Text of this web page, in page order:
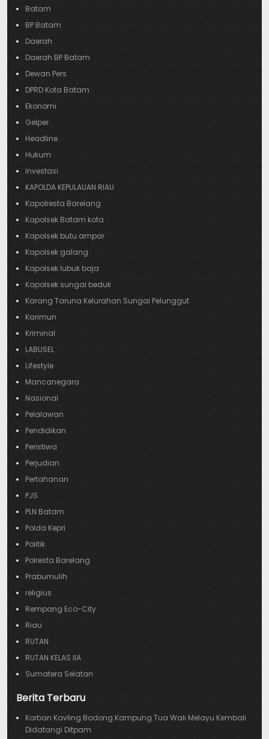
Batam
BP Batam
Daerah
Daerah BP Batam
Dewan Pers
DPRD Kota Batam
Ekonomi
Gelper
Headline
Hukum
Investasi
KAPOLDA KEPULAUAN RIAU
Kapolresta Barelang
Kapolsek Batam kota
Kapolsek butu ampar
Kapolsek galang
Kapolsek lubuk baja
Kapolsek sungai beduk
Karang Taruna Kelurahan Sungai Pelunggut
Karimun
Kriminal
LABUSEL
Lifestyle
Mancanegara
Nasional
Pelalawan
Pendidikan
Peristiwa
Perjudian
Pertahanan
PJS
PLN Batam
Polda Kepri
Politik
Polresta Barelang
Prabumulih
religius
Rempang Eco-City
Riau
RUTAN
RUTAN KELAS IIA
Sumatera Selatan
Berita Terbaru
Korban Kavling Bodong Kampung Tua Wali Melayu Kembali
Didatangi Ditpam